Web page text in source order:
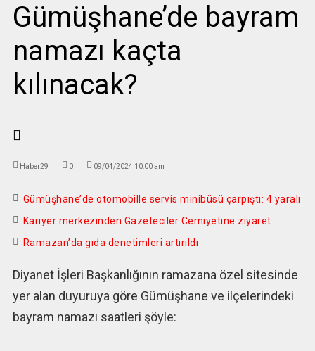
Gümüşhane’de bayram
namazı kaçta
kılınacak?
Haber29 0 09/04/2024 10:00 am
Gümüşhane’de otomobille servis minibüsü çarpıştı: 4 yaralı
Kariyer merkezinden Gazeteciler Cemiyetine ziyaret
Ramazan’da gıda denetimleri artırıldı
Diyanet İşleri Başkanlığının ramazana özel sitesinde
yer alan duyuruya göre Gümüşhane ve ilçelerindeki
bayram namazı saatleri şöyle: